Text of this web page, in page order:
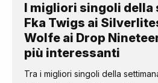
I migliori singoli della
Fka Twigs ai
Wolfe ai Drop
più interessanti
Tra i migliori singoli della